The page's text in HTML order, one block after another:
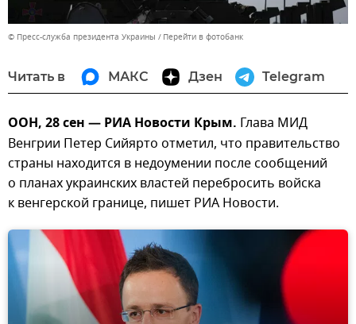
© Пресс-служба президента Украины Перейти в фотобанк
Читать в МАКС Дзен Telegram
ООН, 28 сен — РИА Новости Крым. Глава МИД
Венгрии Петер Сийярто отметил, что правительство
страны находится в недоумении после сообщений
о планах украинских властей перебросить войска
к венгерской границе, пишет РИА Новости.